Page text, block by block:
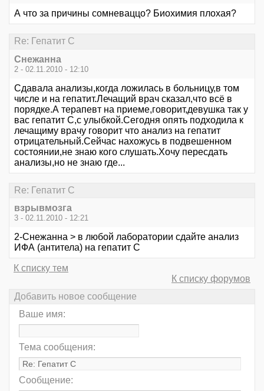
А что за причины сомневаццо? Биохимия плохая?
Re: Гепатит С
Cнежанна
2 - 02.11.2010 - 12:10
Сдавала анализы,когда ложилась в больницу,в том
числе и на гепатит.Лечащий врач сказал,что всё в
порядке.А терапевт на приеме,говорит,девушка так у
вас гепатит С,с улыбкой.Сегодня опять подходила к
лечащиму врачу говорит что анализ на гепатит
отрицательный.Сейчас нахожусь в подвешенном
состоянии,не знаю кого слушать.Хочу пересдать
анализы,но не знаю где...
Re: Гепатит С
взрывмозга
3 - 02.11.2010 - 12:21
2-Cнежанна > в любой лаборатории сдайте анализ
ИФА (антитела) на гепатит С
К списку тем
К списку форумов
Добавить новое сообщение
Ваше имя:
Тема сообщения:
Сообщение: